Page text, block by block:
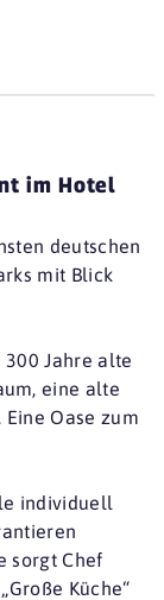
im Hotel
deutschen
mit Blick
Jahre alte
eine alte
Oase zum
individuell
sorgt Chef
Küche“